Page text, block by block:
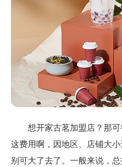
想开家古茗加盟店？那可
这费用啊，因地区、店铺大
别可大了去了。一般来说，总